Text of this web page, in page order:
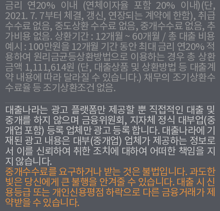
금리 연20% 이내 (연체이자율 포함 20% 이내)(단,
2021. 7. 7부터 체결, 갱신, 연장되는 계약에 한함), 취급
수수료 없음, 중도상환 수수료 없음, 중개수수료 없음, 추
가비용 없음. 상환기간 : 12개월 ~ 60개월 / 총 대출 비용
예시 : 100만원을 12개월 기간 동안 최대 금리 연20% 적
용하여 원리금균등상환방법으로 이용하는 경우 총 상환
금액 1,111,614원 (단, 대출상품 및 상환방법 등 대출계
약 내용에 따라 달라질 수 있습니다.) 채무의 조기상환수
수료율 등 조기상환조건 없음.
대출나라는 광고 플랫폼만 제공할 뿐 직접적인 대출 및
중개를 하지 않으며 금융위원회, 지자체 정식 대부업(중
개업 포함) 등록 업체만 광고 등록 합니다. 대출나라에 기
재된 광고 내용은 대부(중개업) 업체가 제공하는 정보로
서 이를 신뢰하여 취한 조치에 대하여 어떠한 책임을 지
지 않습니다.
중개수수료를 요구하거나 받는 것은 불법입니다. 과도한
빛은 당신에게 큰 불행을 안겨줄 수 있습니다. 대출 시 신
용등급 또는 개인신용평점 하락으로 다른 금융거래가 제
약받을 수 있습니다.